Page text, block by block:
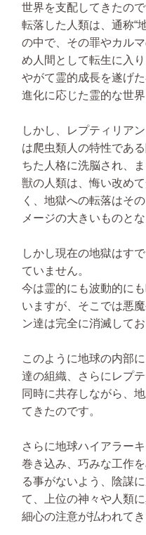
世界を支配してきたので
転落した人類は、通称“
の中で、その罪やカル
め人間として転生に入り
やがて霊的成長を遂げ
進化に応じた霊的な世
しかし、レプティリア
は爬虫類人の特性であ
ちた人格に洗脳され、
獣の人類は、悔い改め
く、地獄への転落はそ
メージの大きいものと
しかし現在の地獄はす
ていません。
今は霊的にも波動的に
いますが、そこでは悪
ン達は完全に消滅して
このように地球の内部
達の組織、さらにレプ
同時に共存しながら、
てきたのです。
さらに地球ハイアラー
巻き込み、巧みな工作
る事がないよう、陰謀
て、上位の神々や人類
細心の注意が払われてき